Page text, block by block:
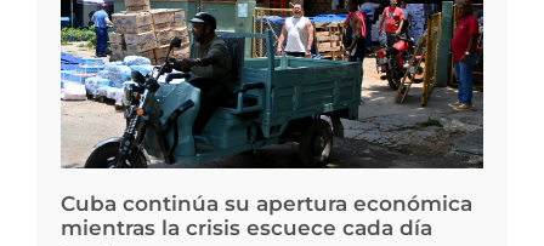
Cuba continúa su apertura económica
mientras la crisis escuece cada día